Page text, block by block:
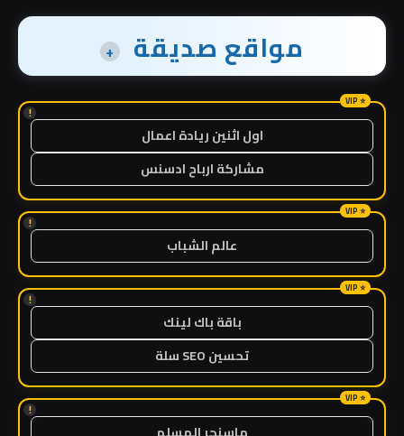
مواقع صديقة +
!
اول اثنين ريادة اعمال
مشاركة ارباح ادسنس
!
عالم الشباب
!
باقة باك لينك
تحسين SEO سلة
!